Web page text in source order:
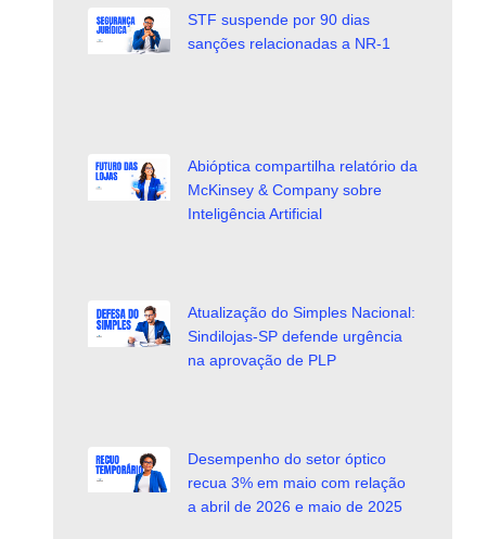
STF suspende por 90 dias
sanções relacionadas a NR-1
Abióptica compartilha relatório da
McKinsey & Company sobre
Inteligência Artificial
Atualização do Simples Nacional:
Sindilojas-SP defende urgência
na aprovação de PLP
Desempenho do setor óptico
recua 3% em maio com relação
a abril de 2026 e maio de 2025